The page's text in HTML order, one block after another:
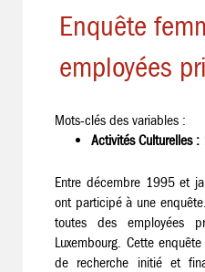
Enquête
employées
Mots-clés des variables :
Activités Culturelles :
Entre décembre 1995 et
ont participé à une
toutes des employées
Luxembourg. Cette
de recherche initié et